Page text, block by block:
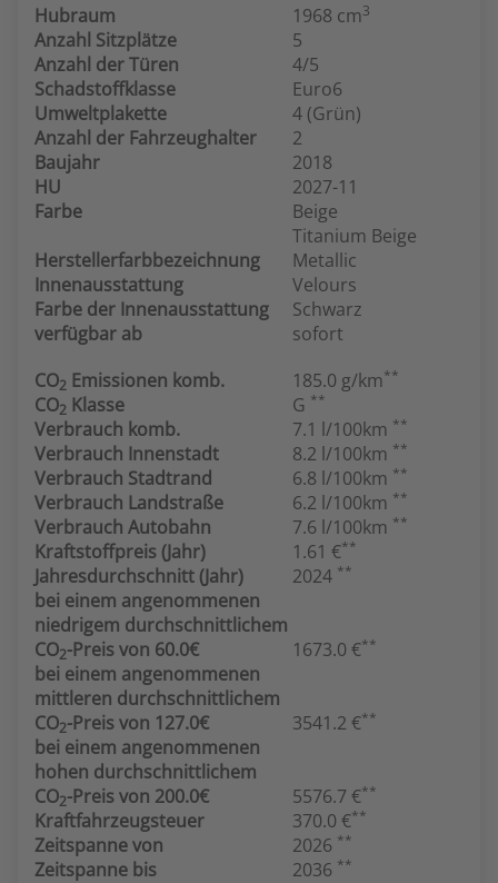
Hubraum 1968 cm3
Anzahl Sitzplätze
5
Anzahl der Türen
4/5
Schadstoffklasse
Euro6
Umweltplakette
4 (Grün)
Anzahl der Fahrzeughalter
2
Baujahr
2018
HU
2027-11
Farbe
Beige
Herstellerfarbbezeichnung
Titanium Beige
Metallic
Innenausstattung
Velours
Farbe der Innenausstattung
Schwarz
verfügbar ab
sofort
CO2 Emissionen komb. 185.0 g/km**
CO2 Klasse G **
Verbrauch komb. 7.1 l/100km **
Verbrauch Innenstadt 8.2 l/100km **
Verbrauch Stadtrand 6.8 l/100km **
Verbrauch Landstraße 6.2 l/100km **
Verbrauch Autobahn 7.6 l/100km **
Kraftstoffpreis (Jahr) 1.61 €**
Jahresdurchschnitt (Jahr) 2024 **
bei einem angenommenen
niedrigem durchschnittlichem
CO2-Preis von 60.0€ 1673.0 €**
bei einem angenommenen
mittleren durchschnittlichem
CO2-Preis von 127.0€ 3541.2 €**
bei einem angenommenen
hohen durchschnittlichem
CO2-Preis von 200.0€ 5576.7 €**
Kraftfahrzeugsteuer 370.0 €**
Zeitspanne von 2026 **
Zeitspanne bis 2036 **